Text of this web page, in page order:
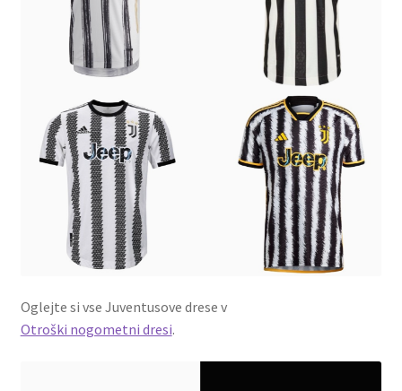
Oglejte si vse Juventusove drese v
Otroški nogometni dresi.